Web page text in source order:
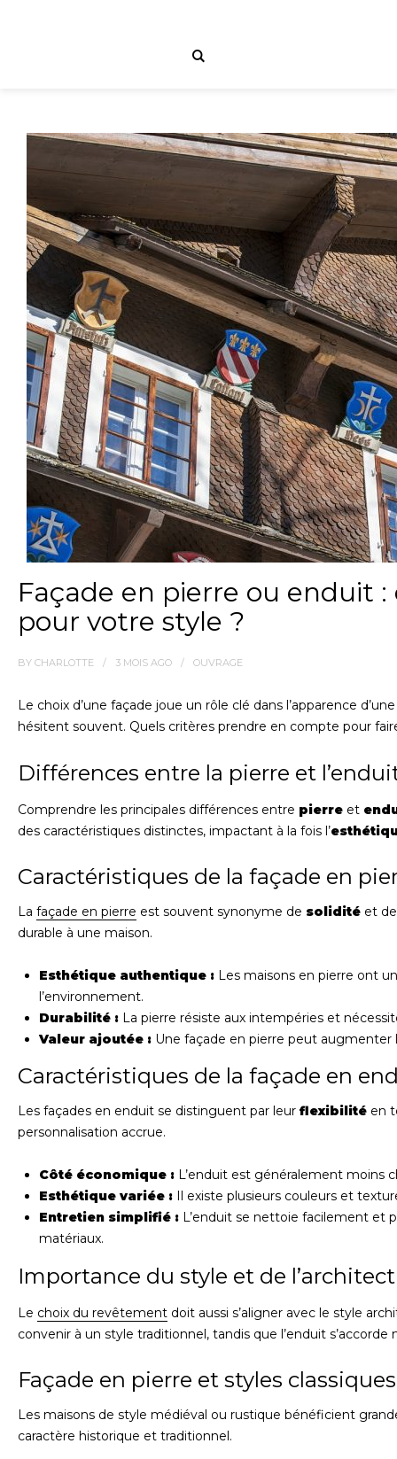
Façade en pierre ou enduit
pour votre style ?
BY CHARLOTTE 3 MOIS AGO OUVRAGE
Le choix d’une façade joue un rôle clé dans l’apparence
hésitent souvent. Quels critères prendre en compte pour
Différences entre la pierre et
Comprendre les principales différences entre pierre et
des caractéristiques distinctes, impactant à la fois l’
Caractéristiques de la façade en
La façade en pierre est souvent synonyme de solidité et
durable à une maison.
Esthétique authentique : Les maisons en pierre ont
l’environnement.
Durabilité : La pierre résiste aux intempéries et
Valeur ajoutée : Une façade en pierre peut augmenter
Caractéristiques de la façade en
Les façades en enduit se distinguent par leur flexibilité en
personnalisation accrue.
Côté économique : L’enduit est généralement moins
Esthétique variée : Il existe plusieurs couleurs et
Entretien simplifié : L’enduit se nettoie facilement et
matériaux.
Importance du style et de
Le choix du revêtement doit aussi s’aligner avec le style
convenir à un style traditionnel, tandis que l’enduit
Façade en pierre et styles classiques
Les maisons de style médiéval ou rustique bénéficient
caractère historique et traditionnel.